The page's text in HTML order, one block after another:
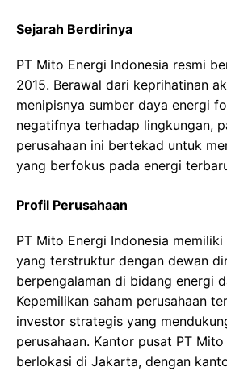
Sejarah Berdirinya
PT Mito Energi Indonesia resmi
2015. Berawal dari keprihatinan
menipisnya sumber daya energi
negatifnya terhadap lingkungan,
perusahaan ini bertekad untuk
yang berfokus pada energi
Profil Perusahaan
PT Mito Energi Indonesia
yang terstruktur dengan dewan
berpengalaman di bidang energi
Kepemilikan saham perusahaan
investor strategis yang
perusahaan. Kantor pusat PT
berlokasi di Jakarta, dengan